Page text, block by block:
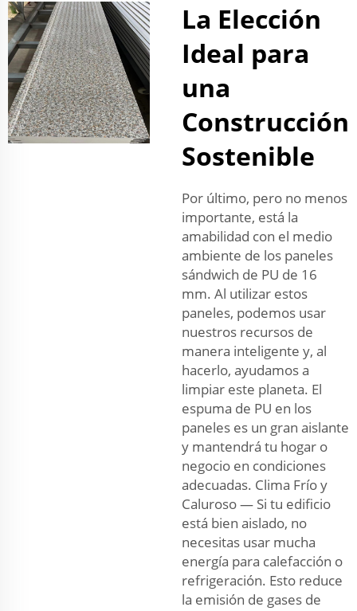
La Elección
Ideal para
una
Construcción
Sostenible
Por último, pero no menos
importante, está la
amabilidad con el medio
ambiente de los paneles
sándwich de PU de 16
mm. Al utilizar estos
paneles, podemos usar
nuestros recursos de
manera inteligente y, al
hacerlo, ayudamos a
limpiar este planeta. El
espuma de PU en los
paneles es un gran aislante
y mantendrá tu hogar o
negocio en condiciones
adecuadas. Clima Frío y
Caluroso — Si tu edificio
está bien aislado, no
necesitas usar mucha
energía para calefacción o
refrigeración. Esto reduce
la emisión de gases de